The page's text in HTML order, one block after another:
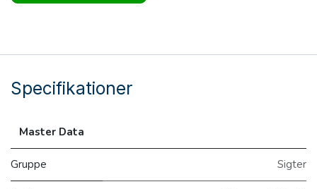
Specifikationer
Master Data
Gruppe Sigter